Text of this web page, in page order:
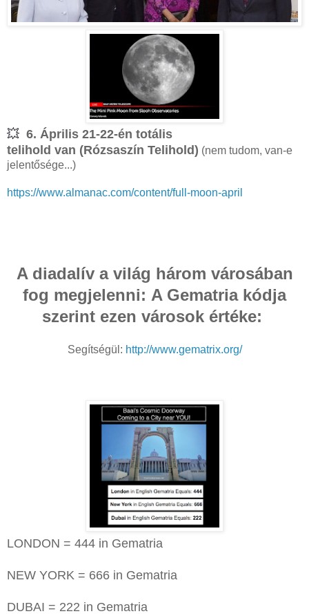
💥 6. Április 21-22-én totális
telihold van (Rózsaszín Telihold) (nem tudom, van-e
jelentősége...)
https://www.almanac.com/content/full-moon-april
A diadalív a világ három városában
fog megjelenni: A Gematria kódja
szerint ezen városok értéke:
Segítségül: http://www.gematrix.org/
LONDON = 444 in Gematria
NEW YORK = 666 in Gematria
DUBAI = 222 in Gematria